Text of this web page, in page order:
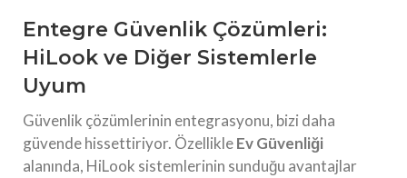
Entegre Güvenlik Çözümleri:
HiLook ve Diğer Sistemlerle
Uyum
Güvenlik çözümlerinin entegrasyonu, bizi daha
güvende hissettiriyor. ÖzellikleEv Güvenliği
alanında, HiLook sistemlerinin sunduğu avantajlar